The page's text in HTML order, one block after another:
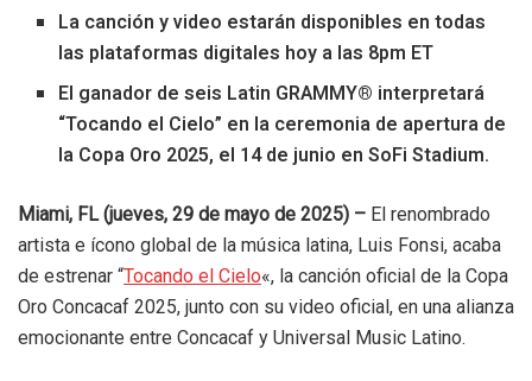
La canción y video estarán disponibles en todas
las plataformas digitales hoy a las 8pm ET
El ganador de seis Latin GRAMMY® interpretará
“Tocando el Cielo” en la ceremonia de apertura de
la Copa Oro 2025, el 14 de junio en SoFi Stadium.
Miami, FL (jueves, 29 de mayo de 2025) – El renombrado
artista e ícono global de la música latina, Luis Fonsi, acaba
de estrenar “Tocando el Cielo«, la canción oficial de la Copa
Oro Concacaf 2025, junto con su video oficial, en una alianza
emocionante entre Concacaf y Universal Music Latino.